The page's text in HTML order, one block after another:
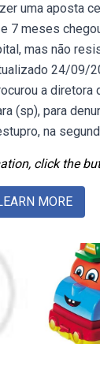
uma aposta
7 meses
mas não
24/09/
a diretora
(sp), para
na
click the
MORE